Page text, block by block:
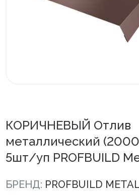
Листовые панели
Подоконники с комплектующими
Напольные покрытия ПВХ
Напольные покрытия ХДФ
КОРИЧНЕВЫЙ Отлив
металлический
5шт/уп PROFBUILD
БРЕНД: PROFBUILD